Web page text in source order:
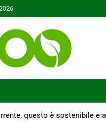
questo è sostenibile e